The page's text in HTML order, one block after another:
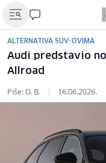
ALTERNATIVA SUV-OVIMA
Audi predstavio
Allroad
Piše: D. B. | 16.06.2026.